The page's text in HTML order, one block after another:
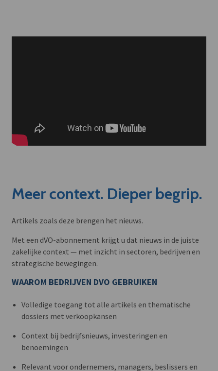
Meer context. Dieper begrip.
Artikels zoals deze brengen het nieuws.
Met een dVO-abonnement krijgt u dat nieuws in de juiste
zakelijke context — met inzicht in sectoren, bedrijven en
strategische bewegingen.
WAAROM BEDRIJVEN DVO GEBRUIKEN
Volledige toegang tot alle artikels en thematische
dossiers met verkoopkansen
Context bij bedrijfsnieuws, investeringen en
benoemingen
Relevant voor ondernemers, managers, beslissers en